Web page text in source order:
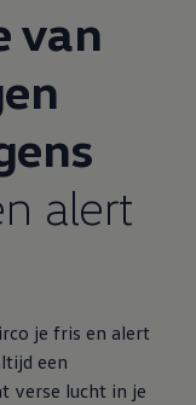
van
alert
je fris en alert
een
verse lucht in je